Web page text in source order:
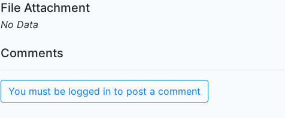
File Attachment
No Data
Comments
You must be logged in to post a comment